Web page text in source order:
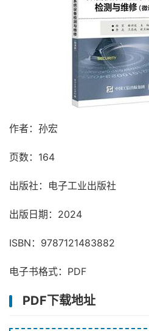
作者：孙宏
页数：164
出版社：电子工业出版社
出版日期：2024
ISBN：9787121483882
电子书格式：PDF
PDF下载地址